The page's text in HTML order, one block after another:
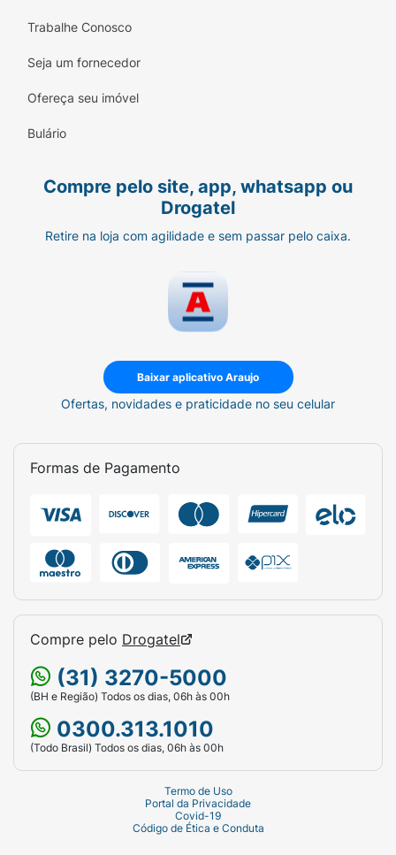
Trabalhe Conosco
Seja um fornecedor
Ofereça seu imóvel
Bulário
Compre pelo site, app, whatsapp ou
Drogatel
Retire na loja com agilidade e sem passar pelo caixa.
Baixar aplicativo Araujo
Ofertas, novidades e praticidade no seu celular
Formas de Pagamento
Compre pelo Drogatel
(31) 3270-5000
(BH e Região) Todos os dias, 06h às 00h
0300.313.1010
(Todo Brasil) Todos os dias, 06h às 00h
Termo de Uso
Portal da Privacidade
Covid-19
Código de Ética e Conduta